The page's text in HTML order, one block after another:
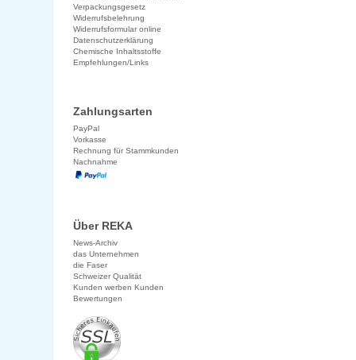
Verpackungsgesetz
Widerrufsbelehrung
Widerrufsformular online
Datenschutzerklärung
Chemische Inhaltsstoffe
Empfehlungen/Links
Zahlungsarten
PayPal
Vorkasse
Rechnung für Stammkunden
Nachnahme
Über REKA
News-Archiv
das Unternehmen
die Faser
Schweizer Qualität
Kunden werben Kunden
Bewertungen